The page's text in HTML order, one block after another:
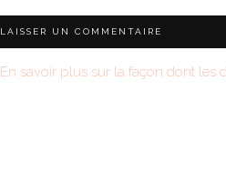
En savoir plus sur la façon dont les